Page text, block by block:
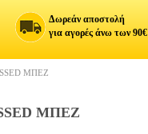
Δωρεάν αποστολή
για αγορές άνω των 90€
ΜΠΕΖ
ΜΠΕΖ